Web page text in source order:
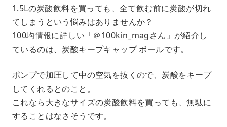
1.5Lの炭酸飲料を買っても、全て飲む前に炭酸が切れ
てしまうという悩みはありませんか？
100均情報に詳しい「＠100kin_magさん」が紹介し
ているのは、炭酸キープキャップ ボールです。
ポンプで加圧して中の空気を抜くので、炭酸をキープ
してくれるとのこと。
これなら大きなサイズの炭酸飲料を買っても、無駄に
することはなさそうです。